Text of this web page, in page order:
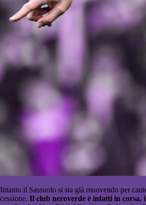
Intanto il Sassuolo si sta già muovendo per
cessione. Il club neroverde è infatti in corsa,